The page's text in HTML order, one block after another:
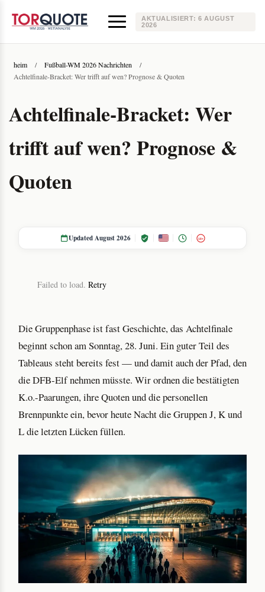
AKTUALISIERT:6 AUGUST
2026
heim / Fußball-WM 2026 Nachrichten
/
Achtelfinale-Bracket: Wer trifft auf wen? Prognose & Quoten
Achtelfinale-Bracket: Wer
trifft auf wen? Prognose &
Quoten
Updated August 2026 18+
Failed to load. Retry
Die Gruppenphase ist fast Geschichte, das Achtelfinale
beginnt schon am Sonntag, 28. Juni. Ein guter Teil des
Tableaus steht bereits fest — und damit auch der Pfad, den
die DFB-Elf nehmen müsste. Wir ordnen die bestätigten
K.o.-Paarungen, ihre Quoten und die personellen
Brennpunkte ein, bevor heute Nacht die Gruppen J, K und
L die letzten Lücken füllen.